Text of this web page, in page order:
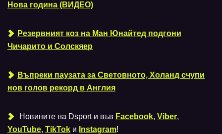
Нова година (ВИДЕО)
Резервният коз на Ман Юнайтед подгони
Чичарито и Солскяер
Въпреки паузата за Световното, Холанд счупи
нов голов рекорд в Англия
Новините на Dsport и във Facebook, Viber,
YouTube, TikTok и Instagram!